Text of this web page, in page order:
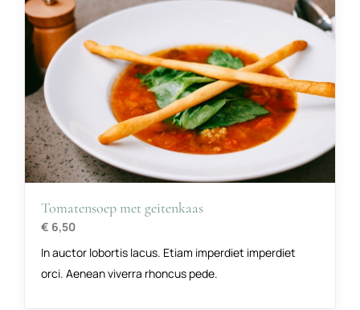
Tomatensoep met geitenkaas
€ 6,50
In auctor lobortis lacus. Etiam imperdiet imperdiet
orci. Aenean viverra rhoncus pede.